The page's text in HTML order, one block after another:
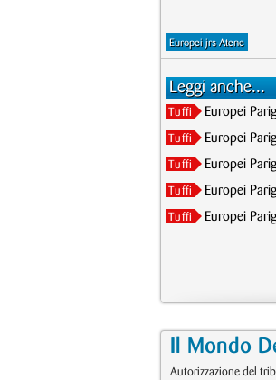
Europei jrs Atene
Leggi anche...
Tuffi Europei
Tuffi Europei
Tuffi Europei
Tuffi Europei
Tuffi Europei
Il Mondo
Autorizzazione del